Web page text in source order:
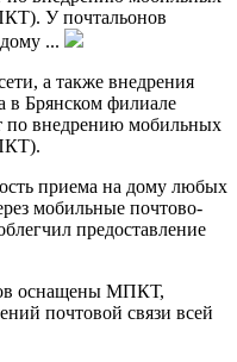
У почтальонов
...
а также внедрения
в Брянском филиале
по внедрению мобильных
приема на дому любых
мобильные почтово-
предоставление
оснащены МПКТ,
почтовой связи всей